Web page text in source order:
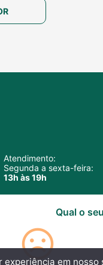
Atendimento:
Segunda a sexta-feira:
13h às 19h
em
Qual o